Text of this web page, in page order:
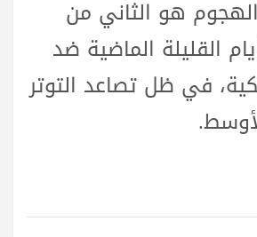
هو الثاني من
القليلة الماضية ضد
في ظل تصاعد التوتر